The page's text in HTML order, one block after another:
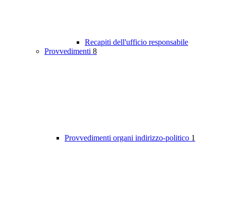
Recapiti dell'ufficio responsabile
Provvedimenti 8
Provvedimenti organi indirizzo-politico 1